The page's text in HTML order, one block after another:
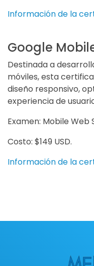
Información de la
Google
Destinada a
móviles, esta
diseño responsivo,
experiencia de
Examen: Mobile Web
Costo: $149 USD.
Información de la